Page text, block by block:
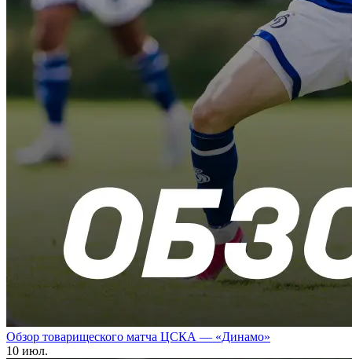
Обзор товарищеского матча ЦСКА — «Динамо»
10 июл.